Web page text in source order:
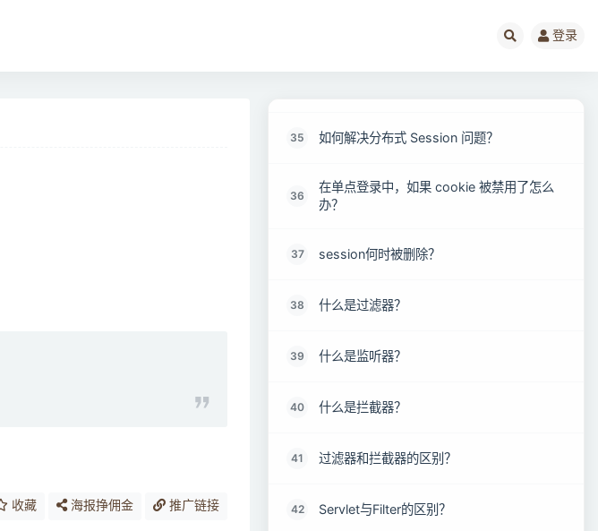
登录
收藏 海报挣佣金 推广链接
35 如何解决分布式 Session 问题？
36
在单点登录中，如果 cookie 被禁用了怎么
办？
37 session何时被删除？
38 什么是过滤器？
39 什么是监听器？
40 什么是拦截器？
41 过滤器和拦截器的区别？
42 Servlet与Filter的区别？